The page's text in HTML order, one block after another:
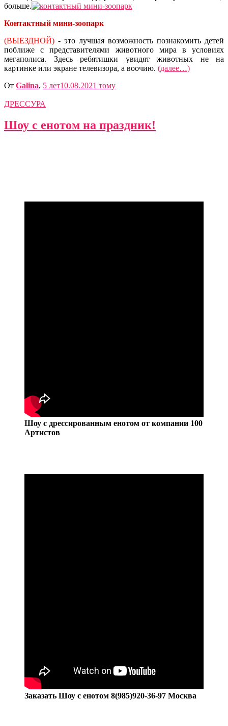
больше.
Контактный мини-зоопарк
(ВЫЕЗДНОЙ) - это лучшая возможность познакомить детей
поближе с представителями животного мира в условиях
мегаполиса. Здесь ребятишки увидят животных не на
картинке или экране телевизора, а воочию. (далее…)
От Galina, 5 лет10.08.2021 тому
ДРЕССУРА
Шоу с енотом на праздник!
Шоу с дрессированным енотом от компании 100
Артистов
Заказать Шоу с енотом 8(985)920-36-97 Москва